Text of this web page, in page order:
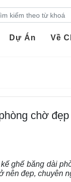
Dự Án Về
chờ
ghế băng dài
nên đẹp, chuyên